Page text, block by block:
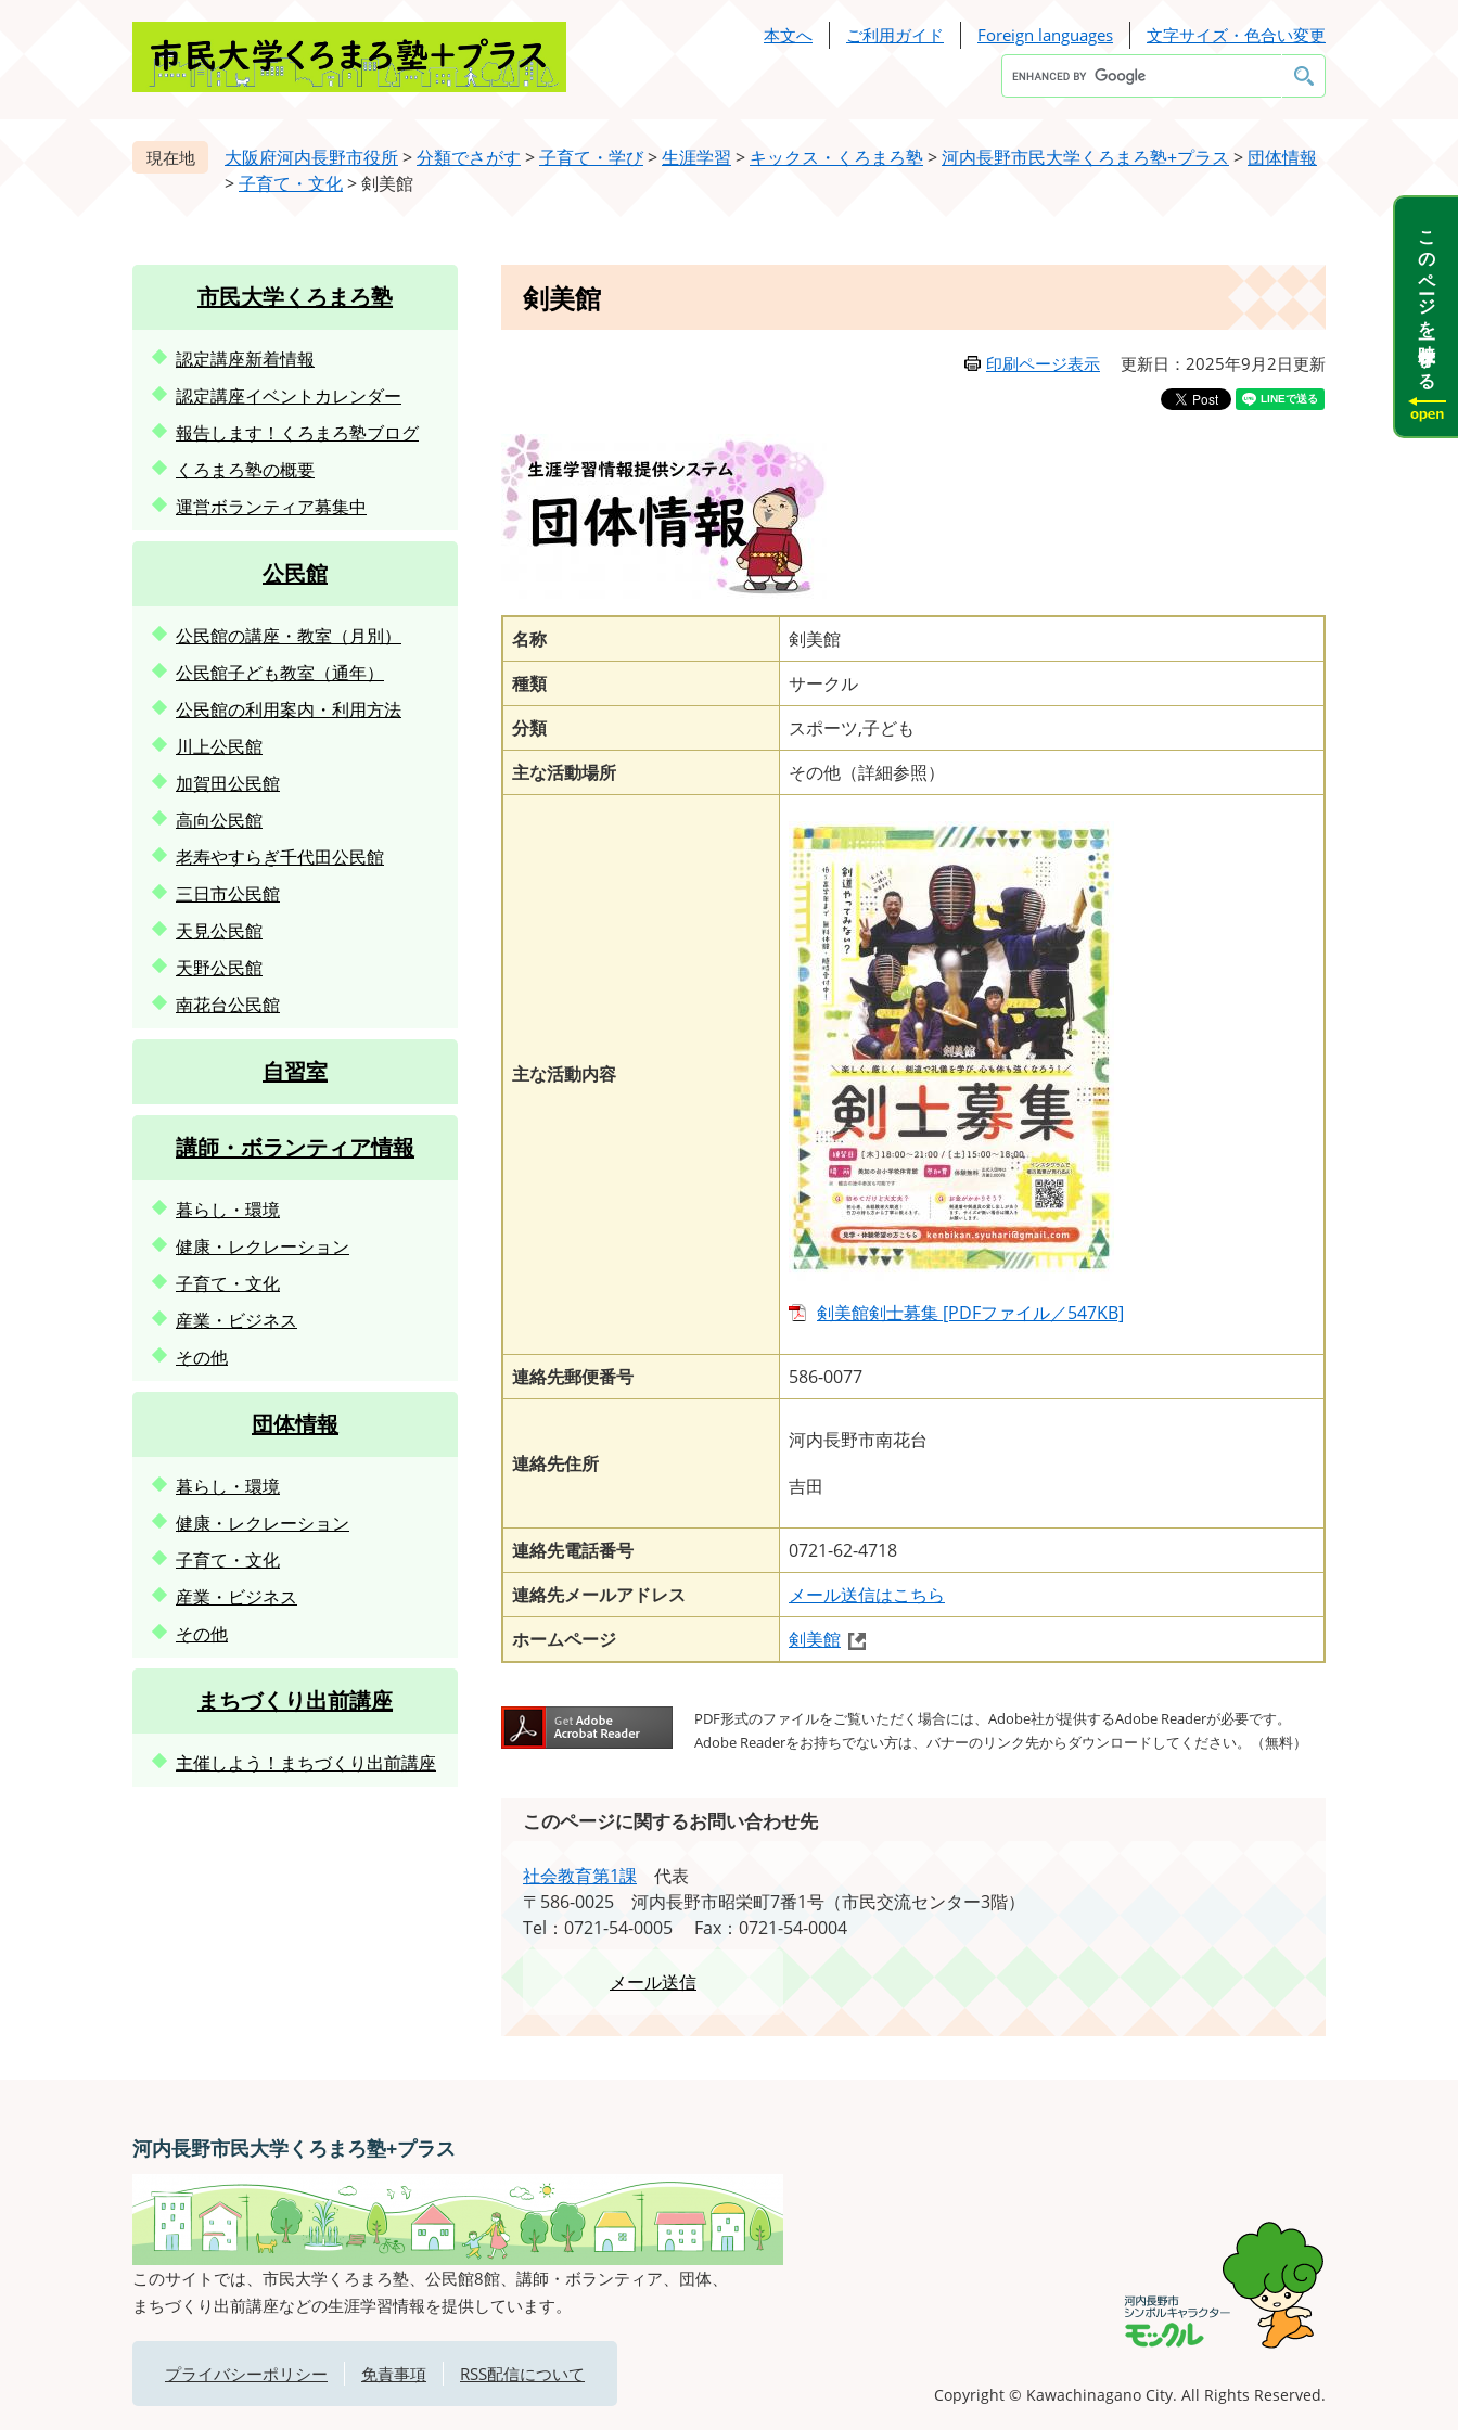
本文へ ご利用ガイド Foreign languages
文字サイズ・色合い変更
Google
カ
ス
索
大阪府河内長野市役所>分類でさがす >子育て・学び>生涯学習 > キックス・くろまろ塾>河内長野市民大学くろまろ塾+プラス > 団体情報
>子育て・文化>剣美館
剣美館
印刷ページ表示 更新日：2025年9月2日更新
名称
剣美館
種類
サークル
分類
スポーツ,子ども
主な活動場所
その他（詳細参照）
主な活動内容
剣美館剣士募集 [PDFファイル／547KB]
連絡先郵便番号 586-0077
連絡先住所
河内長野市南花台
吉田
連絡先電話番号
0721-62-4718
連絡先メールアドレス
メール送信はこちら
ホームページ
剣美館
PDF形式のファイルをご覧いただく場合には、Adobe社が提供するAdobe Readerが必要です。
Adobe Readerをお持ちでない方は、バナーのリンク先からダウンロードしてください。（無料）
このページに関するお問い合わせ先
社会教育第1課
代表
〒586-0025
河内長野市昭栄町7番1号（市民交流センター3階）
Tel：0721-54-0005
Fax：0721-54-0004
メール送信
市民大学くろまろ塾
認定講座新着情報
認定講座イベントカレンダー
報告します！くろまろ塾ブログ
くろまろ塾の概要
運営ボランティア募集中
公民館
公民館の講座・教室（月別）
公民館子ども教室（通年）
公民館の利用案内・利用方法
川上公民館
加賀田公民館
高向公民館
老寿やすらぎ千代田公民館
三日市公民館
天見公民館
天野公民館
南花台公民館
自習室
講師・ボランティア情報
暮らし・環境
健康・レクレーション
子育て・文化
産業・ビジネス
その他
団体情報
暮らし・環境
健康・レクレーション
子育て・文化
産業・ビジネス
その他
まちづくり出前講座
主催しよう！まちづくり出前講座
河内長野市民大学くろまろ塾+プラス
このサイトでは、市民大学くろまろ塾、公民館8館、講師・ボランティア、団体、
まちづくり出前講座などの生涯学習情報を提供しています。
プライバシーポリシー 免責事項 RSS配信について
Copyright © Kawachinagano City. All Rights Reserved.
このページを一時保存する